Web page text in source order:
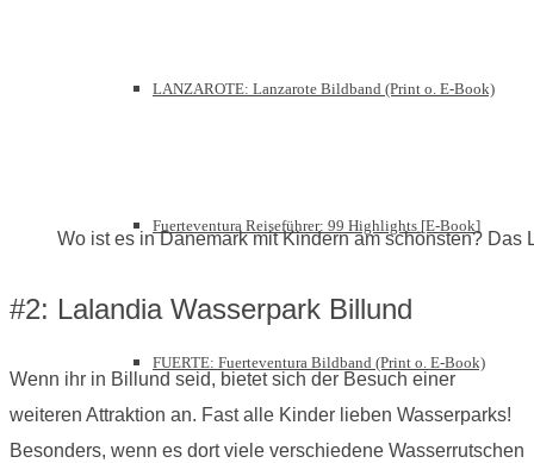
LANZAROTE: Lanzarote Bildband (Print o. E-Book)
Fuerteventura Reiseführer: 99 Highlights [E-Book]
FUERTE: Fuerteventura Bildband (Print o. E-Book)
Wo ist es in Dänemark mit Kindern am schönsten?
#2: Lalandia Wasserpark Billund
Wenn ihr in Billund seid, bietet sich der Besuch einer
weiteren Attraktion an. Fast alle Kinder lieben Wasserparks!
Besonders, wenn es dort viele verschiedene Wasserrutschen